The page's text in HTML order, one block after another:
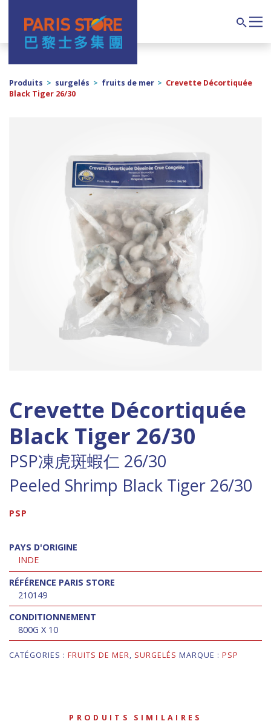
Navigation principale
Produits > surgelés > fruits de mer > Crevette Décortiquée
Black Tiger 26/30
Crevette Décortiquée
Black Tiger 26/30
PSP凍虎斑蝦仁 26/30
Peeled Shrimp Black Tiger 26/30
PSP
PAYS D'ORIGINE
INDE
RÉFÉRENCE PARIS STORE
210149
CONDITIONNEMENT
800G X 10
CATÉGORIES : FRUITS DE MER, SURGELÉS MARQUE : PSP
PRODUITS SIMILAIRES